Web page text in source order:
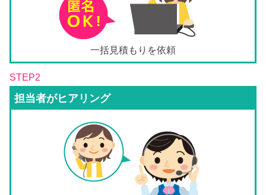
一括見積もりを依頼
STEP2
担当者がヒアリング